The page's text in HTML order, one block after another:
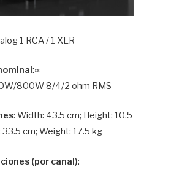
1 RCA / 1 XLR
:≈
800W 8/4/2 ohm RMS
: Width: 43.5 cm; Height: 10.5
cm; Weight: 17.5 kg
(por canal):